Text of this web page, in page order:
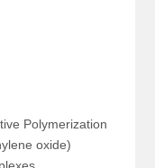
Polymerization
oxide)